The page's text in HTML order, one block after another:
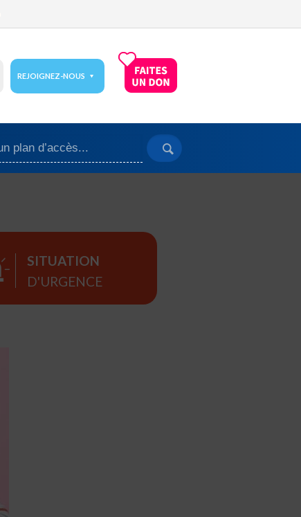
REJOIGNEZ-NOUS
SITUATION
D'URGENCE